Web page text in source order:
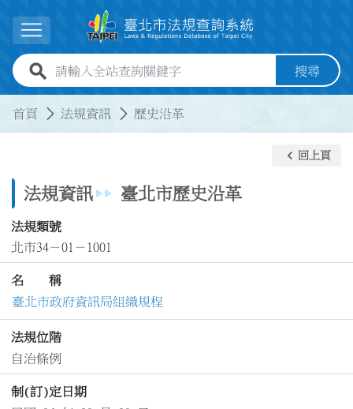
展開選單
全站查詢關鍵字欄位 搜尋
首頁 法規資訊 歷史沿革
法規資訊 臺北市歷史沿革
keyboard_arrow_left 回上頁
法規類號
北市34－01－1001
名 稱
臺北市政府資訊局組織規程
法規位階
自治條例
制(訂)定日期